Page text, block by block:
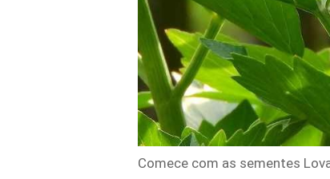
Comece com as sementes